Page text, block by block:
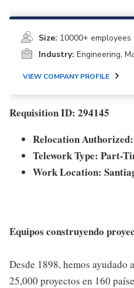
Size: 10000+ employees
Industry: Engineering,
VIEW COMPANY PROFILE
Requisition ID: 294145
Relocation
Telework Type: Part-
Work Location:
Equipos construyendo
Desde 1898, hemos ayudado
25,000 proyectos en 160